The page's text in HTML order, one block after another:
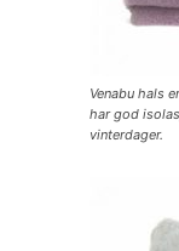
Venabu hals
har god
vinterdager.